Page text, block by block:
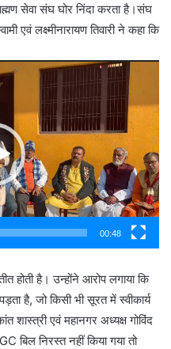
सेवा संघ घोर निंदा करता है।संघ
एवं लक्ष्मीनारायण तिवारी ने कहा कि
00:48
होती है। उन्होंने आरोप लगाया कि
है, जो किसी भी सूरत में स्वीकार्य
शास्त्री एवं महानगर अध्यक्ष गोविंद
बिल निरस्त नहीं किया गया तो